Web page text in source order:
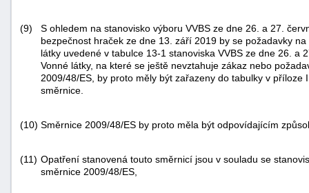
(9)
S ohledem na stanovisko výboru VVBS ze dne 26. a 27.
bezpečnost hraček ze dne 13. září 2019 by se požadavky
látky uvedené v tabulce 13-1 stanoviska VVBS ze dne 26. a
Vonné látky, na které se ještě nevztahuje zákaz nebo
2009/48/ES, by proto měly být zařazeny do tabulky v
směrnice.
(10) Směrnice 2009/48/ES by proto měla být odpovídajícím
(11) Opatření stanovená touto směrnicí jsou v souladu se
směrnice 2009/48/ES,